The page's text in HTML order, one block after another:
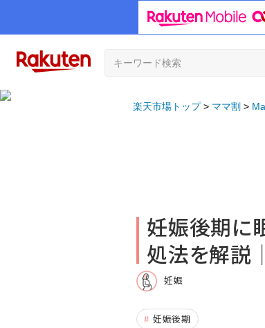
楽天市場トップ ママ割
妊娠後期に
処法を解説
妊娠
妊娠後期